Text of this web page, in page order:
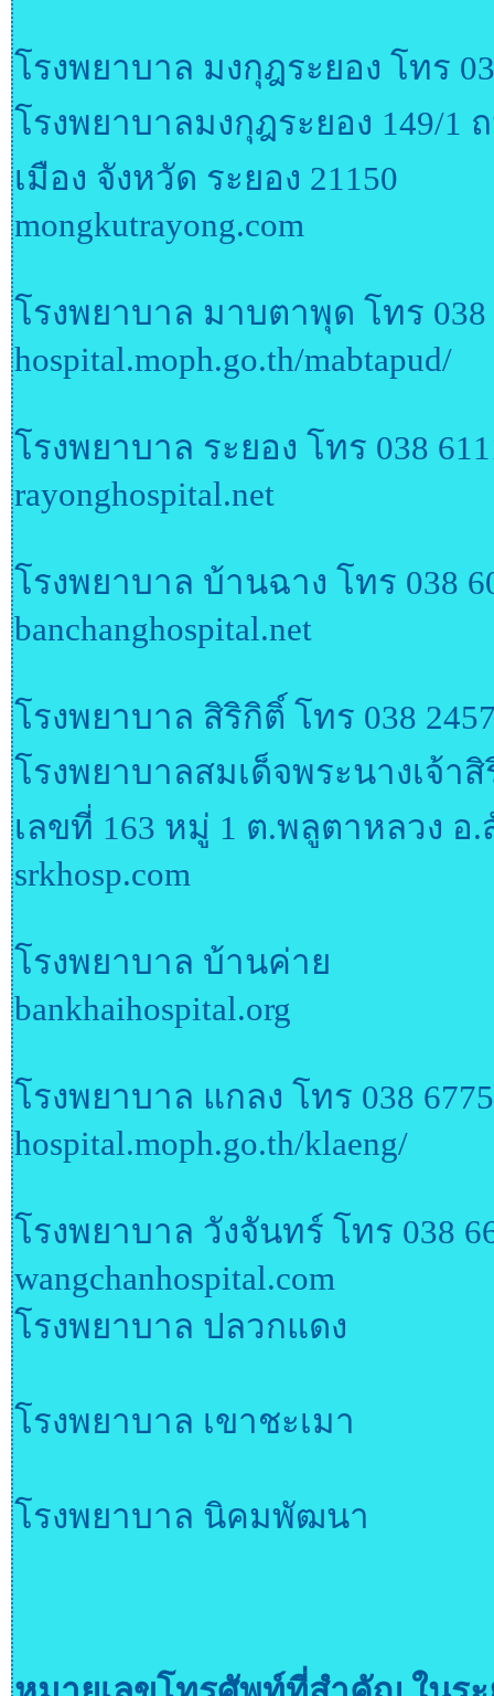
โรงพยาบาล มงกุฎระยอง โทร
โรงพยาบาลมงกุฎระยอง 149/
เมือง จังหวัด ระยอง 21150
mongkutrayong.com
โรงพยาบาล มาบตาพุด โทร 038
hospital.moph.go.th/mabtapud/
โรงพยาบาล ระยอง โทร 038
rayonghospital.net
โรงพยาบาล บ้านฉาง โทร 038
banchanghospital.net
โรงพยาบาล สิริกิติ์ โทร 038
โรงพยาบาลสมเด็จพระนางเจ้า
เลขที่ 163 หมู่ 1 ต.พลูตาหลวง อ.
srkhosp.com
โรงพยาบาล บ้านค่าย
bankhaihospital.org
โรงพยาบาล แกลง โทร 038
hospital.moph.go.th/klaeng/
โรงพยาบาล วังจันทร์ โทร 038
wangchanhospital.com
โรงพยาบาล ปลวกแดง
โรงพยาบาล เขาชะเมา
โรงพยาบาล นิคมพัฒนา